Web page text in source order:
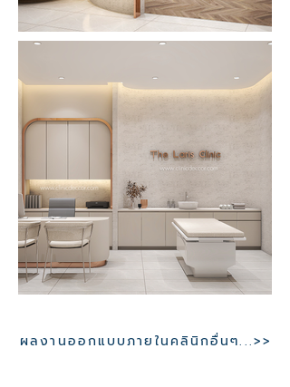
ผลงานออกแบบภายในคลินิกอื่นๆ...>>